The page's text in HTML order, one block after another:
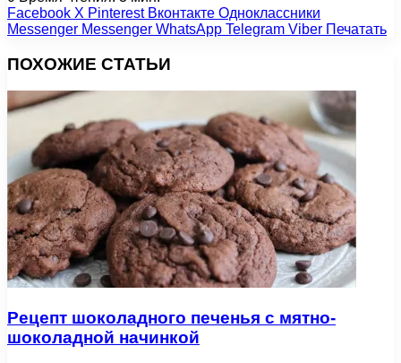
Facebook X Pinterest Вконтакте Одноклассники
Messenger Messenger WhatsApp Telegram Viber Печатать
ПОХОЖИЕ СТАТЬИ
Рецепт шоколадного печенья с мятно-
шоколадной начинкой